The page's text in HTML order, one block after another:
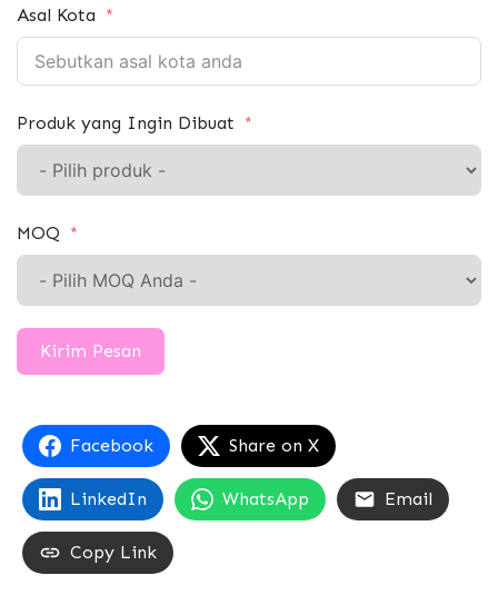
Asal Kota
Produk yang Ingin Dibuat
MOQ
Kirim Pesan
Facebook Share on X
LinkedIn WhatsApp Email
Copy Link